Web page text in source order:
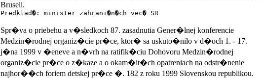
Bruseli.
Predklad�: minister zahrani�n�ch vec� SR
Spr�va o priebehu a v�sledkoch 87. zasadnutia Gener�lnej konferencie
Medzin�rodnej organiz�cie pr�ce, ktor� sa uskuto�nilo v d�och 1. - 17.
j�na 1999 v �eneve a n�vrh na ratifik�ciu Dohovoru Medzin�rodnej
organiz�cie pr�ce o z�kaze a o okam�it�ch opatreniach na odstr�nenie
najhor��ch foriem detskej pr�ce �. 182 z roku 1999 Slovenskou republikou.